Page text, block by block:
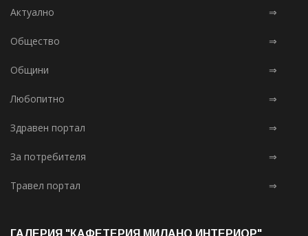
Актуално ⇒
Общество ⇒
Общини ⇒
Любопитно ⇒
Здравен портал ⇒
За потребителя ⇒
Травел портал ⇒
ГАЛЕРИЯ "КАФЕТЕРИЯ МИЛАНО ИНТЕРИОР"